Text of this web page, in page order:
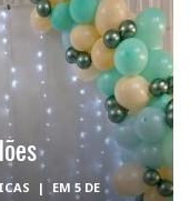
| EM 5 DE